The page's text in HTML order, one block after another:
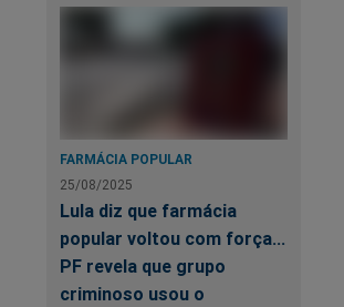
FARMÁCIA POPULAR
25/08/2025
Lula diz que farmácia
popular voltou com força...
PF revela que grupo
criminoso usou o